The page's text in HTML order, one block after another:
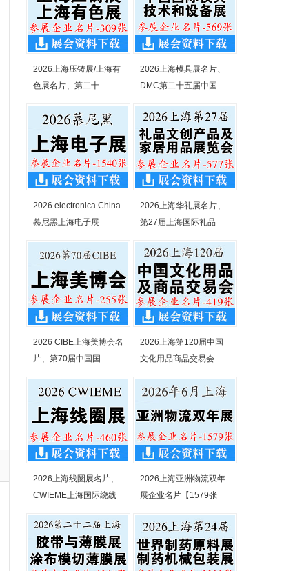
2026上海压铸展/上海有
色展名片、第二十
2026上海模具展名片、
DMC第二十五届中国
2026 electronica China
慕尼黑上海电子展
2026上海华礼展名片、
第27届上海国际礼品
2026 CIBE上海美博会名
片、第70届中国国
2026上海第120届中国
文化用品商品交易会
2026上海线圈展名片、
CWIEME上海国际绕线
2026上海亚洲物流双年
展企业名片【1579张